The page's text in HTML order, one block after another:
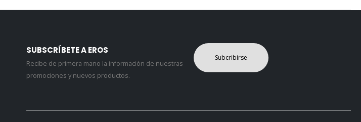
SUBSCRÍBETE A EROS
Recibe de primera mano la información de nuestras
promociones y nuevos productos.
Subcribirse